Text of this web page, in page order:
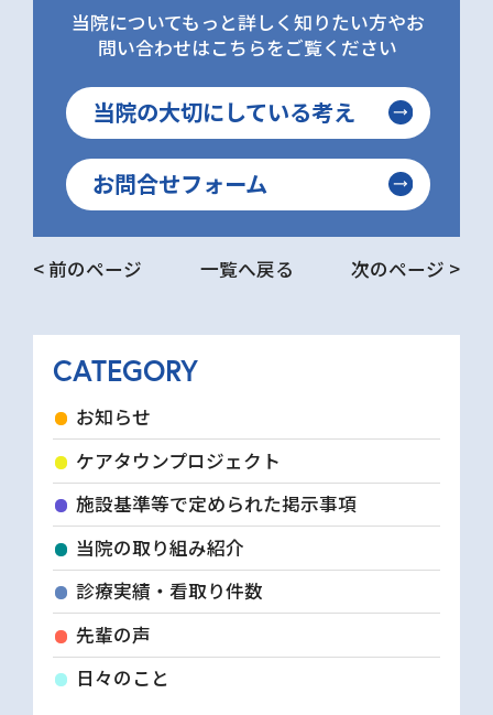
当院についてもっと詳しく知りたい方やお
問い合わせはこちらをご覧ください
当院の大切にしている考え
お問合せフォーム
< 前のページ 一覧へ戻る 次のページ >
CATEGORY
お知らせ
ケアタウンプロジェクト
施設基準等で定められた掲示事項
当院の取り組み紹介
診療実績・看取り件数
先輩の声
日々のこと